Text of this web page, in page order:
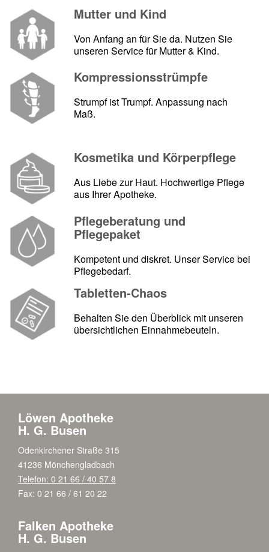
Mutter und Kind
Von Anfang an für Sie da. Nutzen Sie
unseren Service für Mutter & Kind.
Kompressionsstrümpfe
Strumpf ist Trumpf. Anpassung nach
Maß.
Kosmetika und Körperpflege
Aus Liebe zur Haut. Hochwertige Pflege
aus Ihrer Apotheke.
Pflegeberatung und
Pflegepaket
Kompetent und diskret. Unser Service bei
Pflegebedarf.
Tabletten-Chaos
Behalten Sie den Überblick mit unseren
übersichtlichen Einnahmebeuteln.
Löwen Apotheke
H. G. Busen
Odenkirchener Straße 315
41236 Mönchengladbach
Telefon: 0 21 66 / 40 57 8
Fax: 0 21 66 / 61 20 22
Falken Apotheke
H. G. Busen